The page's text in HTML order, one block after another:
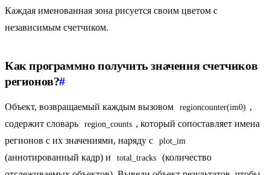
Каждая именованная зона рисуется своим цветом с
независимым счетчиком.
Как программно получить значения счетчиков
регионов?#
Объект, возвращаемый каждым вызовом regioncounter(im0) ,
содержит словарь
region_counts , который сопоставляет имена
регионов с их значениями, наряду с
plot_im
(аннотированный кадр) и total_tracks
(количество